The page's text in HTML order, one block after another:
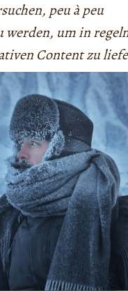
peu à peu
werden, um in
Content zu